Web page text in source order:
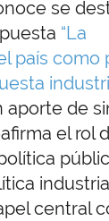
se
“La
país como
aporte de
el rol
central